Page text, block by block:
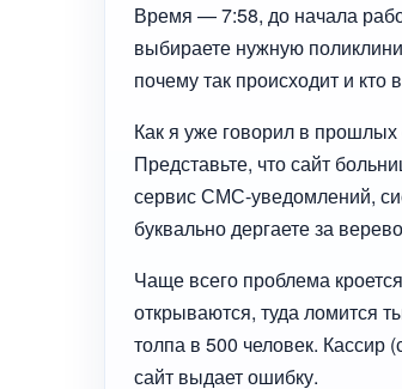
Время — 7:58, до начала
выбираете нужную
почему так происходит и кто
Как я уже говорил в
Представьте, что сайт
сервис СМС-уведомлений,
буквально дергаете за
Чаще всего проблема
открываются, туда ломится
толпа в 500 человек. Кассир
сайт выдает ошибку.